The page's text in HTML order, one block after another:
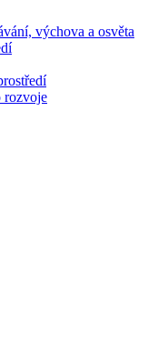
výchova a osvěta
rozvoje